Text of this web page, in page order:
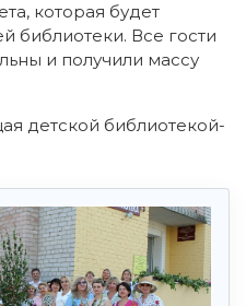
которая будет
библиотеки. Все гости
и получили массу
детской библиотекой-